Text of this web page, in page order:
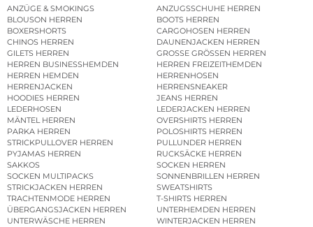
ANZÜGE & SMOKINGS
ANZUGSSCHUHE HERREN
BLOUSON HERREN
BOOTS HERREN
BOXERSHORTS
CARGOHOSEN HERREN
CHINOS HERREN
DAUNENJACKEN HERREN
GILETS HERREN
GROSSE GRÖSSEN HERREN
HERREN BUSINESSHEMDEN
HERREN FREIZEITHEMDEN
HERREN HEMDEN
HERRENHOSEN
HERRENJACKEN
HERRENSNEAKER
HOODIES HERREN
JEANS HERREN
LEDERHOSEN
LEDERJACKEN HERREN
MÄNTEL HERREN
OVERSHIRTS HERREN
PARKA HERREN
POLOSHIRTS HERREN
STRICKPULLOVER HERREN
PULLUNDER HERREN
PYJAMAS HERREN
RUCKSÄCKE HERREN
SAKKOS
SOCKEN HERREN
SOCKEN MULTIPACKS
SONNENBRILLEN HERREN
STRICKJACKEN HERREN
SWEATSHIRTS
TRACHTENMODE HERREN
T-SHIRTS HERREN
ÜBERGANGSJACKEN HERREN
UNTERHEMDEN HERREN
UNTERWÄSCHE HERREN
WINTERJACKEN HERREN